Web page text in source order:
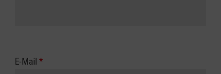
E-Mail *